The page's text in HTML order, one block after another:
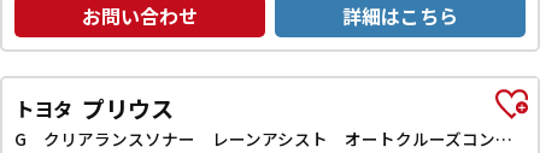
お問い合わせ 詳細はこちら
トヨタ プリウス
G クリアランスソナー レーンアシスト オートクルーズコントロール 衝突被害軽減システム バックカメラ ナビ アルミホイール オートマチックハイビーム オートライト LEDヘッドランプ